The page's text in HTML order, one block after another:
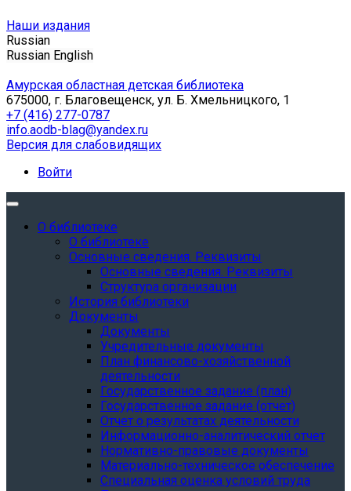
Наши издания
Russian
Russian English
Амурская областная детская библиотека
675000, г. Благовещенск, ул. Б. Хмельницкого, 1
+7 (416) 277-0787
info.aodb-blag@yandex.ru
Версия для слабовидящих
Войти
О библиотеке
О библиотеке
Основные сведения. Реквизиты
Основные сведения. Реквизиты
Структура организации
История библиотеки
Документы
Документы
Учредительные документы
План финансово-хозяйственной
деятельности
Государственное задание (план)
Государственное задание (отчет)
Отчет о результатах деятельности
Информационно-аналитический отчет
Нормативно-правовые документы
Материально-техническое обеспечение
Специальная оценка условий труда